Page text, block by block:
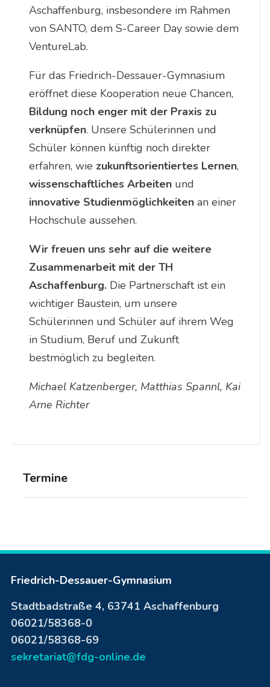
Termine
Aschaffenburg, insbesondere im Rahmen
von SANTO, dem S-Career Day sowie dem
VentureLab.
Für das Friedrich-Dessauer-Gymnasium
eröffnet diese Kooperation neue Chancen,
Bildung noch enger mit der Praxis zu
verknüpfen. Unsere Schülerinnen und
Schüler können künftig noch direkter
erfahren, wie zukunftsorientiertes Lernen,
wissenschaftliches Arbeitenund
innovative Studienmöglichkeitenan einer
Hochschule aussehen.
Wir freuen uns sehr auf die weitere
Zusammenarbeit mit der TH
Aschaffenburg.Die Partnerschaft ist ein
wichtiger Baustein, um unsere
Schülerinnen und Schüler auf ihrem Weg
in Studium, Beruf und Zukunft
bestmöglich zu begleiten.
Michael Katzenberger, Matthias Spannl, Kai
Arne Richter
Friedrich-Dessauer-Gymnasium
Stadtbadstraße 4, 63741 Aschaffenburg
06021/58368-0
06021/58368-69
sekretariat@fdg-online.de